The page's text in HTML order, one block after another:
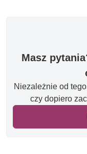
Masz
Niezależnie od
czy dopiero